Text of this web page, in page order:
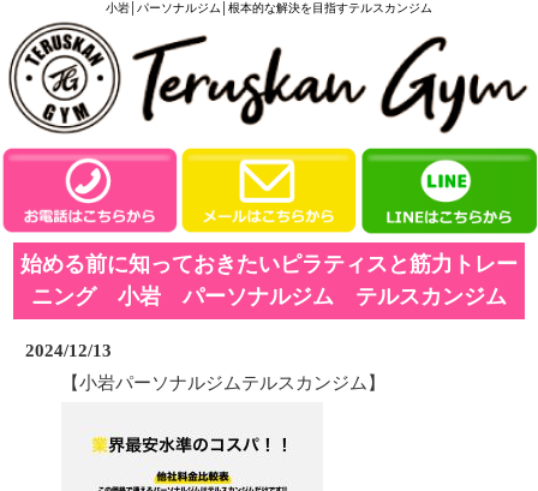
小岩│パーソナルジム│根本的な解決を目指すテルスカンジム
始める前に知っておきたいピラティスと筋力トレー
ニング 小岩 パーソナルジム テルスカンジム
2024/12/13
【小岩パーソナルジムテルスカンジム】